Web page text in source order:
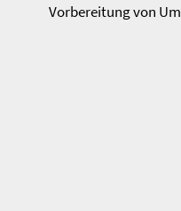
Vorbereitung von